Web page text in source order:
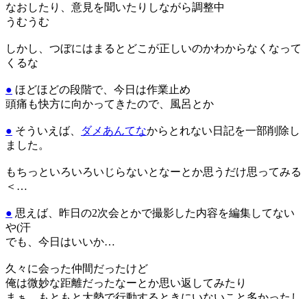
なおしたり、意見を聞いたりしながら調整中
うむうむ
しかし、つぼにはまるとどこが正しいのかわからなくなって
くるな
● ほどほどの段階で、今日は作業止め
頭痛も快方に向かってきたので、風呂とか
● そういえば、 ダメあんてなからとれない日記を一部削除し
ました。
もちっといろいろいじらないとなーとか思うだけ思ってみる
＜…
● 思えば、昨日の2次会とかで撮影した内容を編集してない
や(汗
でも、今日はいいか…
久々に会った仲間だったけど
俺は微妙な距離だったなーとか思い返してみたり